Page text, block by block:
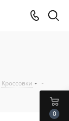
Кроссовки
-
0